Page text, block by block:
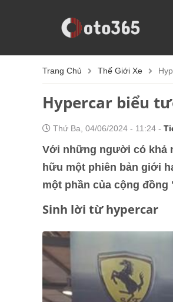
Trang Chủ Thế Giới Xe
Hypercar biểu
Thứ Ba, 04/06/2024 - 11:24 -
Với những người có khả
hữu một phiên bản giới
một phần của cộng
Sinh lời từ hypercar